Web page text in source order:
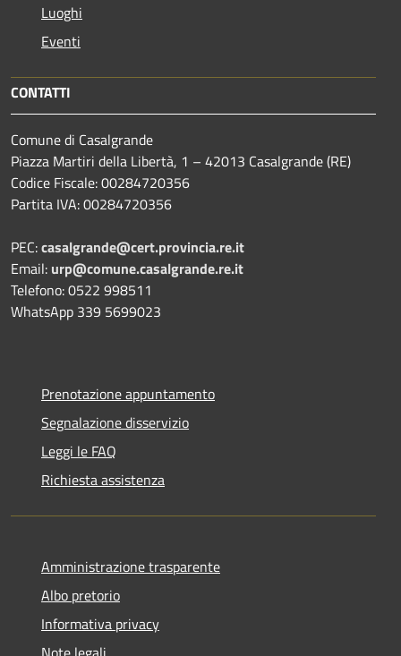
Luoghi
Eventi
CONTATTI
Comune di Casalgrande
Piazza Martiri della Libertà, 1 – 42013 Casalgrande (RE)
Codice Fiscale: 00284720356
Partita IVA: 00284720356
PEC:casalgrande@cert.provincia.re.it
Email: urp@comune.casalgrande.re.it
Telefono: 0522 998511
WhatsApp 339 5699023
Prenotazione appuntamento
Segnalazione disservizio
Leggi le FAQ
Richiesta assistenza
Amministrazione trasparente
Albo pretorio
Informativa privacy